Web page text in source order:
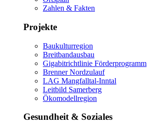
Zahlen & Fakten
Projekte
Baukulturregion
Breitbandausbau
Gigabitrichtlinie Förderprogramm
Brenner Nordzulauf
LAG Mangfalltal-Inntal
Leitbild Samerberg
Ökomodellregion
Gesundheit & Soziales